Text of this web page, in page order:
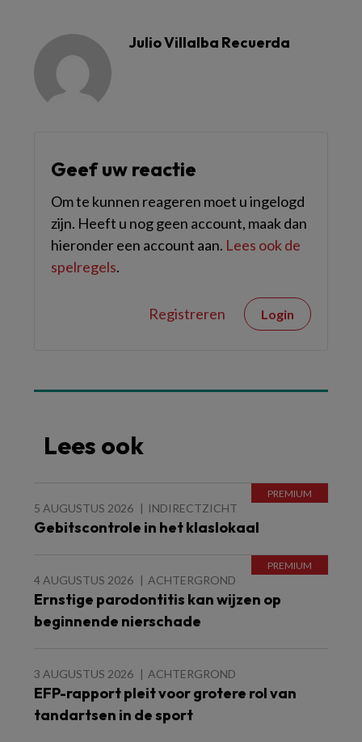
Julio Villalba Recuerda
Geef uw reactie
Om te kunnen reageren moet u ingelogd
zijn. Heeft u nog geen account, maak dan
hieronder een account aan. Lees ook de
spelregels.
Registreren Login
Lees ook
5 AUGUSTUS 2026 INDIRECTZICHT
Gebitscontrole in het klaslokaal
4 AUGUSTUS 2026 ACHTERGROND
Ernstige parodontitis kan wijzen op
beginnende nierschade
3 AUGUSTUS 2026 ACHTERGROND
EFP-rapport pleit voor grotere rol van
tandartsen in de sport